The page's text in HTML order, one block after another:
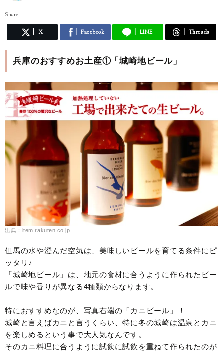
Share
X Facebook LINE Threads
兵庫のおすすめお土産①「城崎地ビール」
出典：item.rakuten.co.jp
但馬の水や澄んだ空気は、美味しいビールを育てる条件にピ
ッタリ♪
「城崎地ビール」は、地元の食材に合うように作られたビー
ルで味や香りが異なる4種類からなります。
特におすすめなのが、写真右端の「カニビール」！
城崎と言えばカニと言うくらい、特に冬の城崎は温泉とカニ
を楽しめるという事で大人気なんです。
そのカニ料理に合うように試飲に試飲を重ねて作られたのが